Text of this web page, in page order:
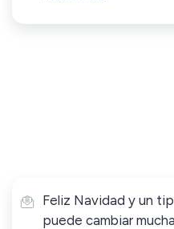
Feliz Navidad y un
puede cambiar